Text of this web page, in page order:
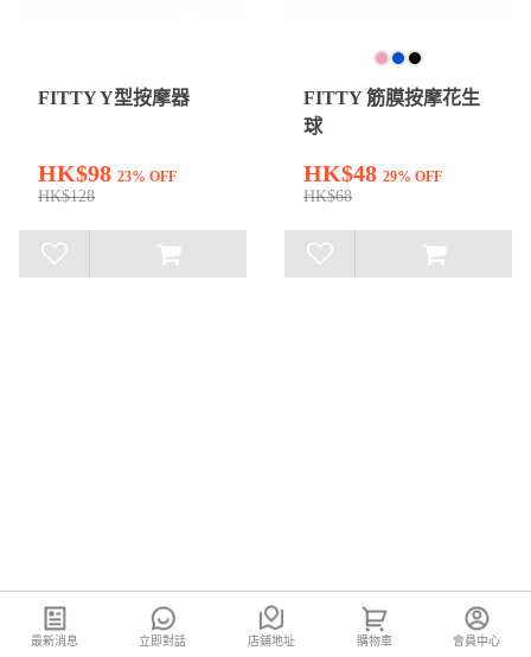
FITTY Y型按摩器
HK$98 23% OFF
HK$128
FITTY 筋膜按摩花生
球
HK$48 29% OFF
HK$68
最新消息 立即對話 店鋪地址 購物車 會員中心